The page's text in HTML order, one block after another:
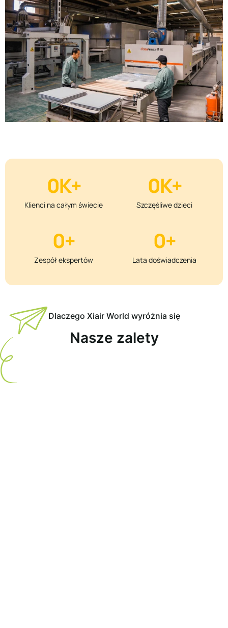
Klienci na całym świecie
0K+
Szczęśliwe dzieci
0K+
Zespół ekspertów
0+
Lata doświadczenia
0+
Dlaczego Xiair World wyróżnia się
Nasze zalety